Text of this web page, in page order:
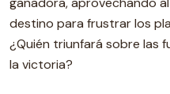
destino para frustrar los
¿Quién triunfará sobre las
la victoria?